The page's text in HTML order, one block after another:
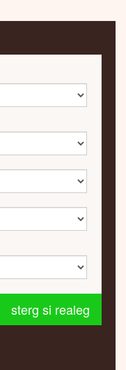
sterg si realeg